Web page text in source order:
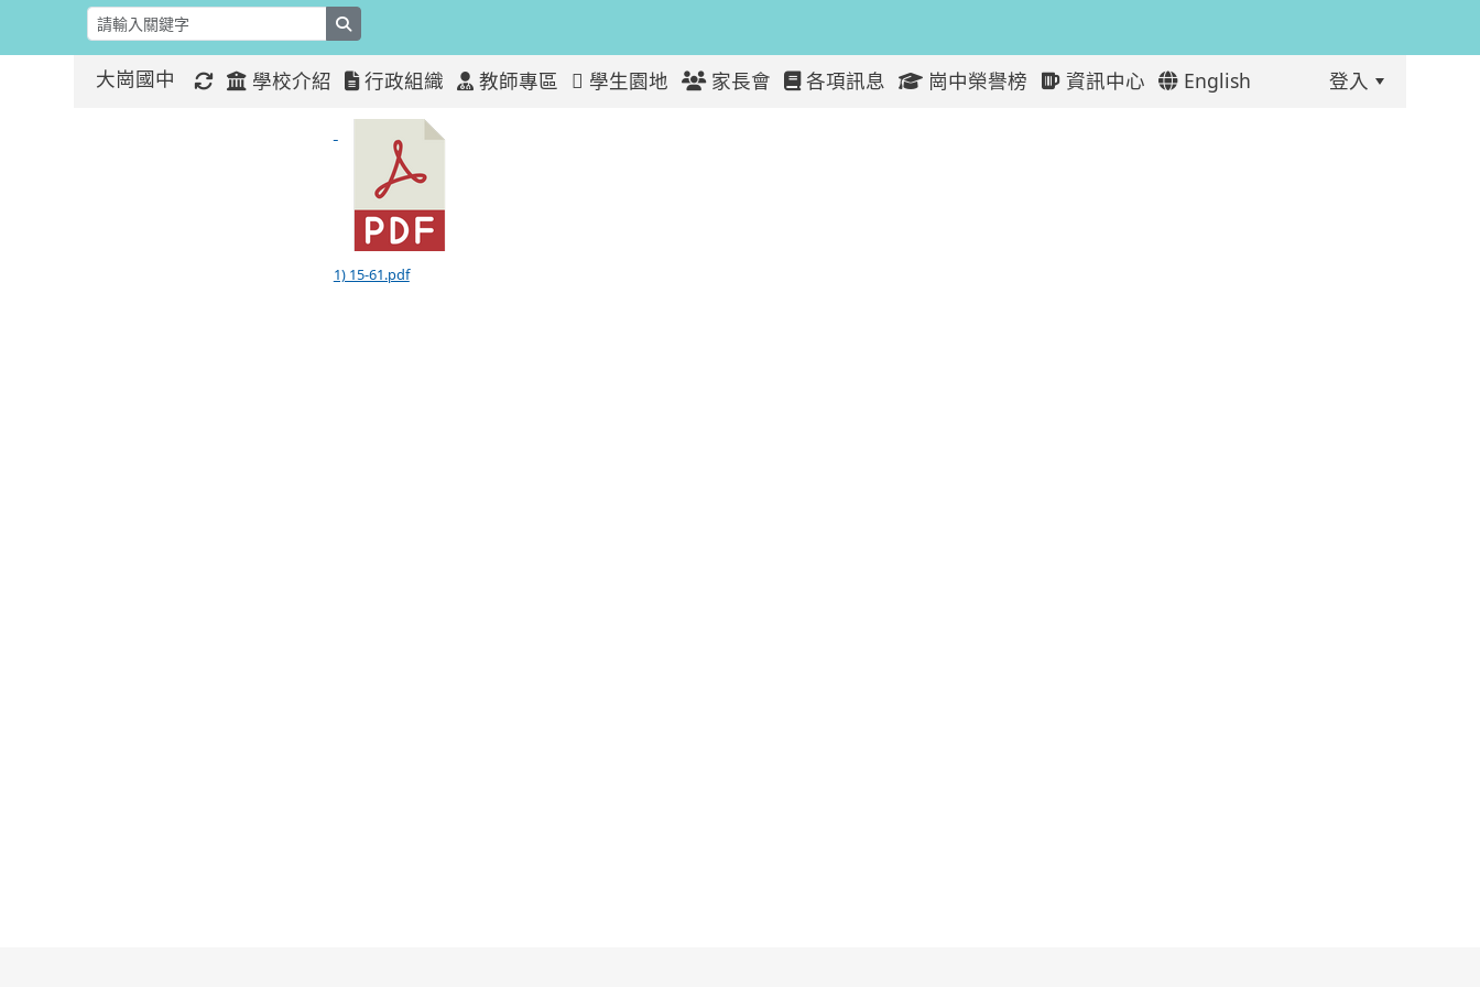
大崗國中 學校介紹 行政組織 教師專區 學生園地 家長會 各項訊息 崗中榮譽榜 資訊中心 English 登入
110年度預算報告
1) 15-61.pdf